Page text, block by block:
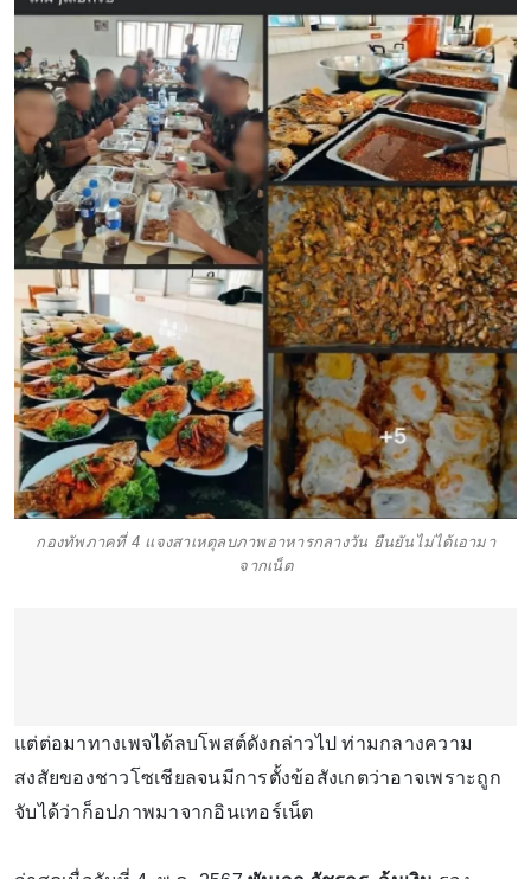
กองทัพภาคที่ 4 แจงสาเหตุลบภาพอาหารกลางวัน ยืนยันไม่ได้เอามา
จากเน็ต
แต่ต่อมาทางเพจได้ลบโพสต์ดังกล่าวไป ท่ามกลางความ
สงสัยของชาวโซเชียลจนมีการตั้งข้อสังเกตว่าอาจเพราะถูก
จับได้ว่าก็อปภาพมาจากอินเทอร์เน็ต